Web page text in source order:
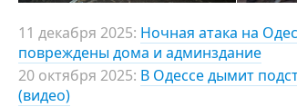
11 декабря 2025: Ночная атака на
повреждены дома и админздание
20 октября 2025: В Одессе дымит
(видео)